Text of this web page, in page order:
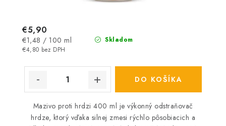
Skladom
€4,80 bez DPH
€5,90
Jednotková
cena:
€1,48 / 100 ml
DO KOŠÍKA
Mazivo proti hrdzi 400 ml je výkonný odstraňovač
hrdze, ktorý vďaka silnej zmesi rýchlo pôsobiacich a